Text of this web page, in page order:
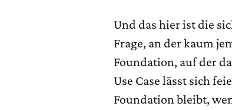
Und das hier ist die
Frage, an der kaum
Foundation, auf der
Use Case lässt sich
Foundation bleibt,